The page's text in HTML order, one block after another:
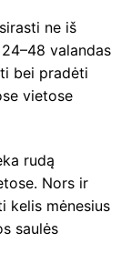
ne iš
valandas
bei pradėti
vietose
rudą
Nors ir
kelis mėnesius
saulės